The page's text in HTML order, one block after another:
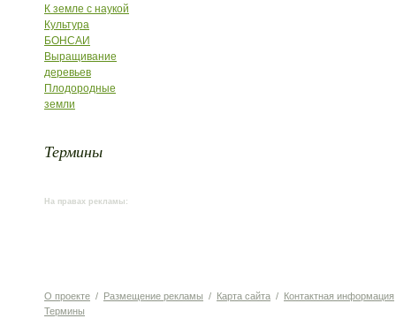
К земле с наукой
Культура
БОНСАИ
Выращивание
деревьев
Плодородные
земли
Термины
На правах рекламы:
О проекте / Размещение рекламы / Карта сайта / Контактная информация
Термины